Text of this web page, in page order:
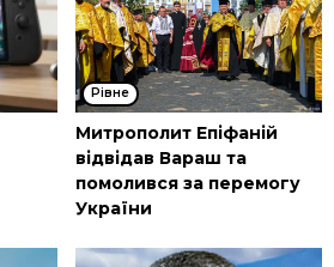
Рівне
Митрополит Епіфаній
відвідав Вараш та
помолився за перемогу
України